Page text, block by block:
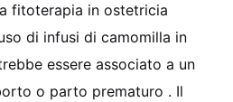
fitoterapia in ostetricia
di infusi di camomilla in
essere associato a un
o parto prematuro . Il